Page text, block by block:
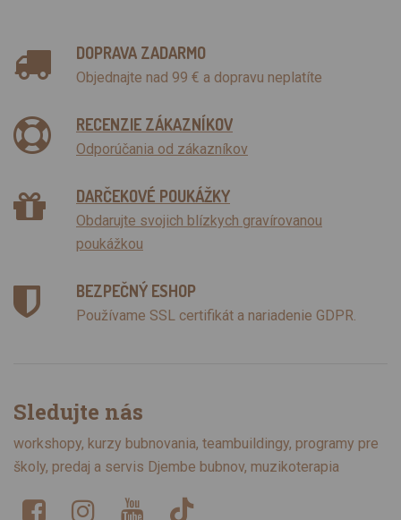
DOPRAVA ZADARMO
Objednajte nad 99 € a dopravu neplatíte
RECENZIE ZÁKAZNÍKOV
Odporúčania od zákazníkov
DARČEKOVÉ POUKÁŽKY
Obdarujte svojich blízkych gravírovanou
poukážkou
BEZPEČNÝ ESHOP
Používame SSL certifikát a nariadenie GDPR.
Sledujte nás
workshopy, kurzy bubnovania, teambuildingy, programy pre
školy, predaj a servis Djembe bubnov, muzikoterapia